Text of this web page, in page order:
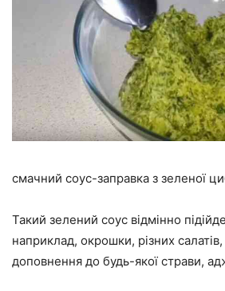
смачний соус-заправка з зеленої
Такий зелений соус відмінно
наприклад, окрошки, різних
доповнення до будь-якої страви,